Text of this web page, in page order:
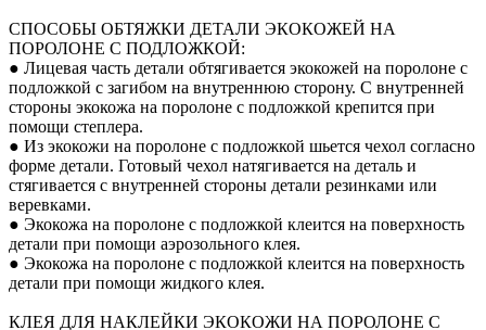
СПОСОБЫ ОБТЯЖКИ ДЕТАЛИ ЭКОКОЖЕЙ НА
ПОРОЛОНЕ С ПОДЛОЖКОЙ:
● Лицевая часть детали обтягивается экокожей на поролоне с
подложкой с загибом на внутреннюю сторону. С внутренней
стороны экокожа на поролоне с подложкой крепится при
помощи степлера.
● Из экокожи на поролоне с подложкой шьется чехол согласно
форме детали. Готовый чехол натягивается на деталь и
стягивается с внутренней стороны детали резинками или
веревками.
● Экокожа на поролоне с подложкой клеится на поверхность
детали при помощи аэрозольного клея.
● Экокожа на поролоне с подложкой клеится на поверхность
детали при помощи жидкого клея.
КЛЕЯ ДЛЯ НАКЛЕЙКИ ЭКОКОЖИ НА ПОРОЛОНЕ С